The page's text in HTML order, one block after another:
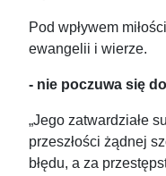
Pod wpływem
ewangelii i wierze.
- nie poczuwa się
„Jego zatwardziałe
przeszłości żądnej
błędu, a za